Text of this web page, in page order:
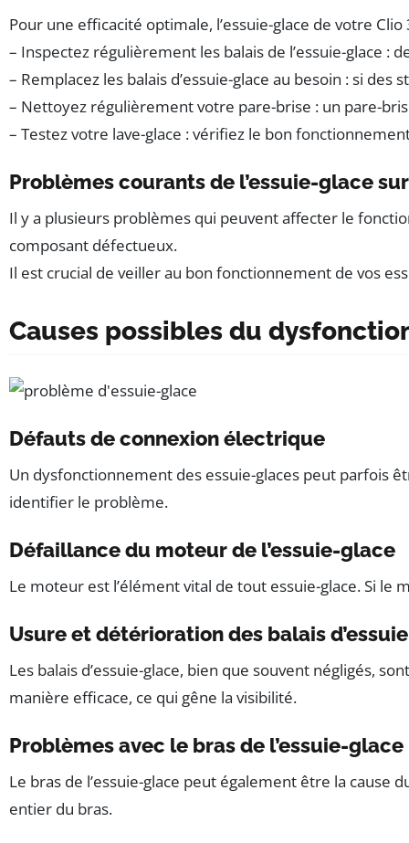
Pour une efficacité optimale, l’essuie-glace de votre
– Inspectez régulièrement les balais de l’essuie-glace
– Remplacez les balais d’essuie-glace au besoin : si
– Nettoyez régulièrement votre pare-brise : un pare-
– Testez votre lave-glace : vérifiez le bon
Problèmes courants de l’essuie-glace
Il y a plusieurs problèmes qui peuvent affecter le
composant défectueux.
Il est crucial de veiller au bon fonctionnement de vos
Causes possibles du
Défauts de connexion électrique
Un dysfonctionnement des essuie-glaces peut parfois
identifier le problème.
Défaillance du moteur de l’essuie-glace
Le moteur est l’élément vital de tout essuie-glace. Si
Usure et détérioration des balais
Les balais d’essuie-glace, bien que souvent négligés,
manière efficace, ce qui gêne la visibilité.
Problèmes avec le bras de l’essuie-glace
Le bras de l’essuie-glace peut également être la
entier du bras.